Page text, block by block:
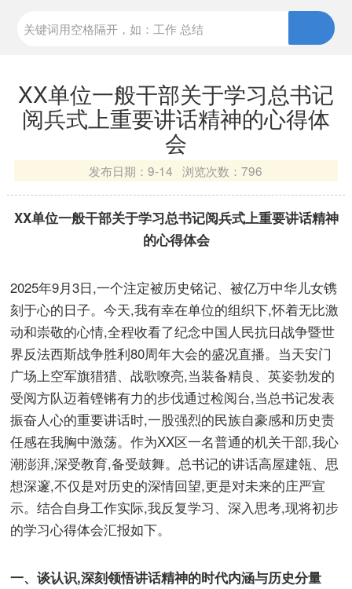
XX单位一般干部关于学习总书记
阅兵式上重要讲话精神的心得体
会
发布日期：9-14 浏览次数：796
XX单位一般干部关于学习总书记阅兵式上重要讲话精神
的心得体会
2025年9月3日,一个注定被历史铭记、被亿万中华儿女镌
刻于心的日子。今天,我有幸在单位的组织下,怀着无比激
动和崇敬的心情,全程收看了纪念中国人民抗日战争暨世
界反法西斯战争胜利80周年大会的盛况直播。当天安门
广场上空军旗猎猎、战歌嘹亮,当装备精良、英姿勃发的
受阅方队迈着铿锵有力的步伐通过检阅台,当总书记发表
振奋人心的重要讲话时,一股强烈的民族自豪感和历史责
任感在我胸中激荡。作为XX区一名普通的机关干部,我心
潮澎湃,深受教育,备受鼓舞。总书记的讲话高屋建瓴、思
想深邃,不仅是对历史的深情回望,更是对未来的庄严宣
示。结合自身工作实际,我反复学习、深入思考,现将初步
的学习心得体会汇报如下。
一、谈认识,深刻领悟讲话精神的时代内涵与历史分量